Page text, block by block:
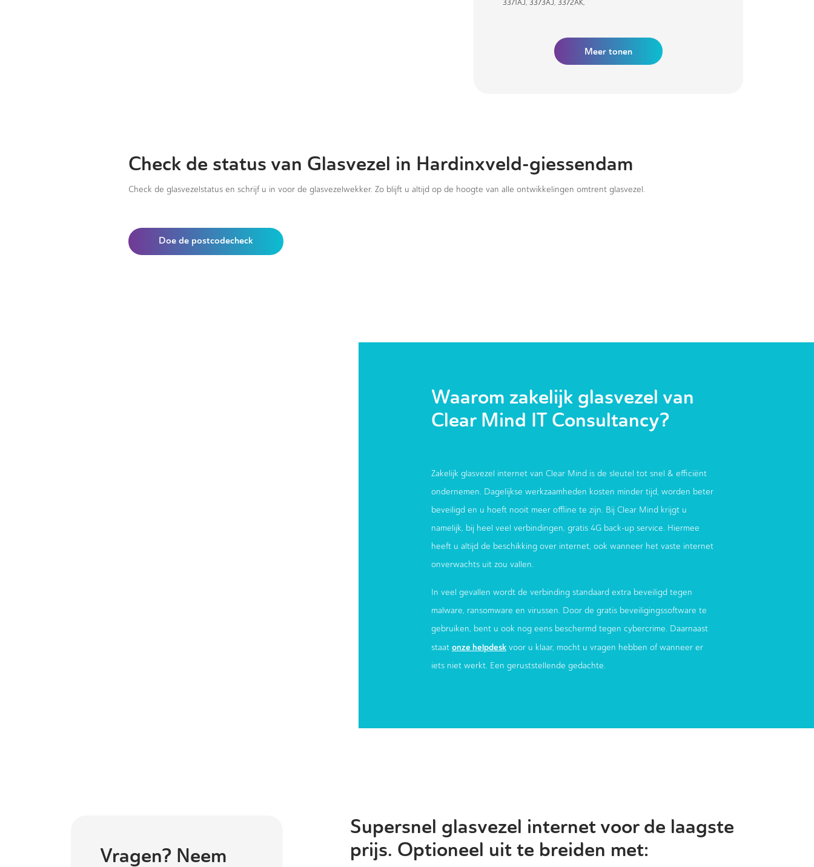
3371AJ, 3373AJ, 3372AK,
Meer tonen
Check de status van Glasvezel in Hardinxveld-giessendam
Check de glasvezelstatus en schrijf u in voor de glasvezelwekker. Zo blijft u altijd op de hoogte van alle ontwikkelingen omtrent glasvezel.
Doe de postcodecheck
Waarom zakelijk glasvezel van
Clear Mind IT Consultancy?
Zakelijk glasvezel internet van Clear Mind is de sleutel tot snel & efficiënt
ondernemen. Dagelijkse werkzaamheden kosten minder tijd, worden beter
beveiligd en u hoeft nooit meer offline te zijn. Bij Clear Mind krijgt u
namelijk, bij heel veel verbindingen, gratis 4G back-up service. Hiermee
heeft u altijd de beschikking over internet, ook wanneer het vaste internet
onverwachts uit zou vallen.
In veel gevallen wordt de verbinding standaard extra beveiligd tegen
malware, ransomware en virussen. Door de gratis beveiligingssoftware te
gebruiken, bent u ook nog eens beschermd tegen cybercrime. Daarnaast
staat onze helpdesk voor u klaar, mocht u vragen hebben of wanneer er
iets niet werkt. Een geruststellende gedachte.
Vragen? Neem
Supersnel glasvezel internet voor de laagste
prijs. Optioneel uit te breiden met: